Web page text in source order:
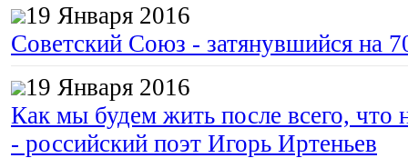
19 Января 2016
Советский Союз - затянувшийся на
19 Января 2016
Как мы будем жить после всего, что
- российский поэт Игорь Иртеньев